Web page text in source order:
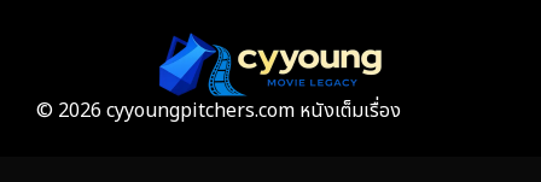
© 2026 cyyoungpitchers.com หนังเต็มเรื่อง